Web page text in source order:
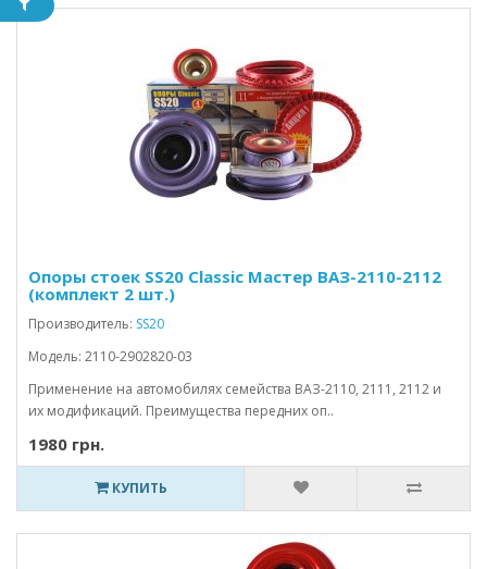
Опоры стоек SS20 Classic Мастер ВАЗ-2110-2112
(комплект 2 шт.)
Производитель: SS20
Модель: 2110-2902820-03
Применение на автомобилях семейства ВАЗ-2110, 2111, 2112 и
их модификаций. Преимущества передних оп..
1980 грн.
КУПИТЬ